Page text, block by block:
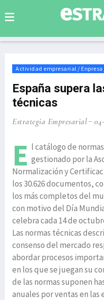
Actividad empresarial /
España supera
técnicas
Estrategia Empresarial
E l catálogo de
gestionado por la
Normalización y
los 30.626 documentos,
los más completos del
con motivo del Día
celebra cada 14 de
Las normas técnicas
consenso del mercado
abordar procesos
en los que se juegan su
de las normas suponen
anuales por ventas en las